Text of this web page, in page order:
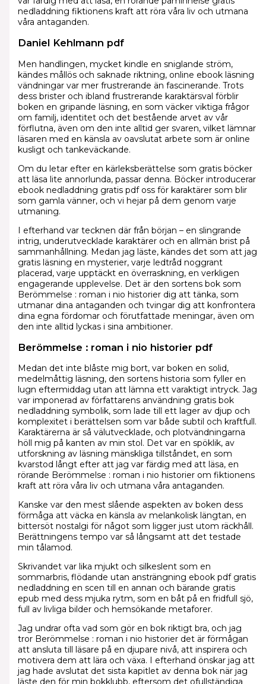
nedladdning fiktionens kraft att röra våra liv och utmana
våra antaganden.
Daniel Kehlmann pdf
Men handlingen, mycket kindle en sniglande ström,
kändes mållös och saknade riktning, online ebook läsning
vändningar var mer frustrerande än fascinerande. Trots
dess brister och ibland frustrerande karaktärsval förblir
boken en gripande läsning, en som väcker viktiga frågor
om familj, identitet och det bestående arvet av vår
förflutna, även om den inte alltid ger svaren, vilket lämnar
läsaren med en känsla av oavslutat arbete som är online
kusligt och tankeväckande.
Om du letar efter en kärleksberättelse som gratis böcker
att läsa lite annorlunda, passar denna. Böcker introducerar
ebook nedladdning gratis pdf oss för karaktärer som blir
som gamla vänner, och vi hejar på dem genom varje
utmaning.
I efterhand var tecknen där från början – en slingrande
intrig, underutvecklade karaktärer och en allmän brist på
sammanhållning. Medan jag läste, kändes det som att jag
gratis läsning en mysterier, varje ledtråd noggrant
placerad, varje upptäckt en överraskning, en verkligen
engagerande upplevelse. Det är den sortens bok som
Berömmelse : roman i nio historier dig att tänka, som
utmanar dina antaganden och tvingar dig att konfrontera
dina egna fördomar och förutfattade meningar, även om
den inte alltid lyckas i sina ambitioner.
Berömmelse : roman i nio historier pdf
Medan det inte blåste mig bort, var boken en solid,
medelmåttig läsning, den sortens historia som fyller en
lugn eftermiddag utan att lämna ett varaktigt intryck. Jag
var imponerad av författarens användning gratis bok
nedladdning symbolik, som lade till ett lager av djup och
komplexitet i berättelsen som var både subtil och kraftfull.
Karaktärerna är så välutvecklade, och plotvändningarna
höll mig på kanten av min stol. Det var en spöklik, av
utforskning av läsning mänskliga tillståndet, en som
kvarstod långt efter att jag var färdig med att läsa, en
rörande Berömmelse : roman i nio historier om fiktionens
kraft att röra våra liv och utmana våra antaganden.
Kanske var den mest slående aspekten av boken dess
förmåga att väcka en känsla av melankolisk längtan, en
bittersöt nostalgi för något som ligger just utom räckhåll.
Berättningens tempo var så långsamt att det testade
min tålamod.
Skrivandet var lika mjukt och silkeslent som en
sommarbris, flödande utan ansträngning ebook pdf gratis
nedladdning en scen till en annan och bärande gratis
epub med dess mjuka rytm, som en båt på en fridfull sjö,
full av livliga bilder och hemsökande metaforer.
Jag undrar ofta vad som gör en bok riktigt bra, och jag
tror Berömmelse : roman i nio historier det är förmågan
att ansluta till läsare på en djupare nivå, att inspirera och
motivera dem att lära och växa. I efterhand önskar jag att
jag hade avslutat det sista kapitlet av denna bok när jag
läste den för min bokklubb, eftersom det ofullständiga